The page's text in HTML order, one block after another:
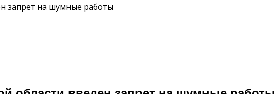
запрет на шумные работы